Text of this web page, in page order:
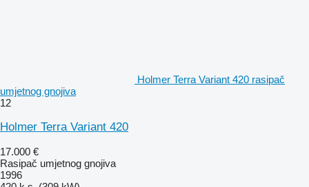
Holmer Terra Variant 420 rasipač
umjetnog gnojiva
12
Holmer Terra Variant 420
17.000 €
Rasipač umjetnog gnojiva
1996